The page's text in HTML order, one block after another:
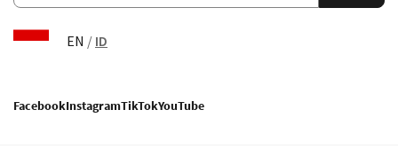
EN / ID
FacebookInstagramTikTokYouTube